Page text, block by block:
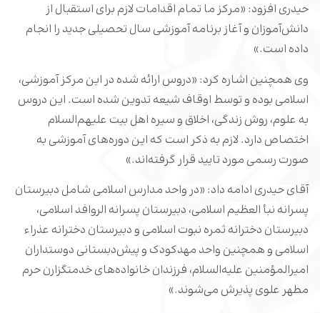
حیدری افزود: «مرکز ما تمام اقدامات لازم برای استقبال از
دانش‌آموزان و آغاز برنامه آموزشی سال تحصیلی جدید را انجام
داده است.»
وی همچنین اشاره کرد: «دروس ارائه شده در این مرکز آموزشی،
اسلامی بوده و توسط اوقاف شیعه تدوین شده است. این دروس
به علوم، روش زندگی، اخلاق و سیره اهل بیت علیهم‌السلام
اختصاص دارد. لازم به ذکر است که این دوره‌های آموزشی به
صورت رسمی مورد تایید قرار گرفته‌اند.»
آقای حیدری ادامه داد: «در واحد مدارس اسلامی شامل دبیرستان
پسرانه نبأ العظیم اسلامی، دبیرستان پسرانه الروافد اسلامی،
دبیرستان دخترانه ثمره نبوت اسلامی و دبیرستان دخترانه عذراء
اسلامی و همچنین واحد مهدکودک و پیش‌دبستانی دوستداران
امیرالمؤمنین علیه‌السلام، فرزندان خانواده‌های خدمتگزارن حرم
مطهر علوی پذیرش می‌شوند.»